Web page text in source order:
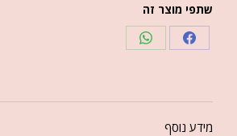
שתפי מוצר זה
מידע נוסף